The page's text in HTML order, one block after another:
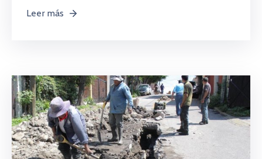
Leer más